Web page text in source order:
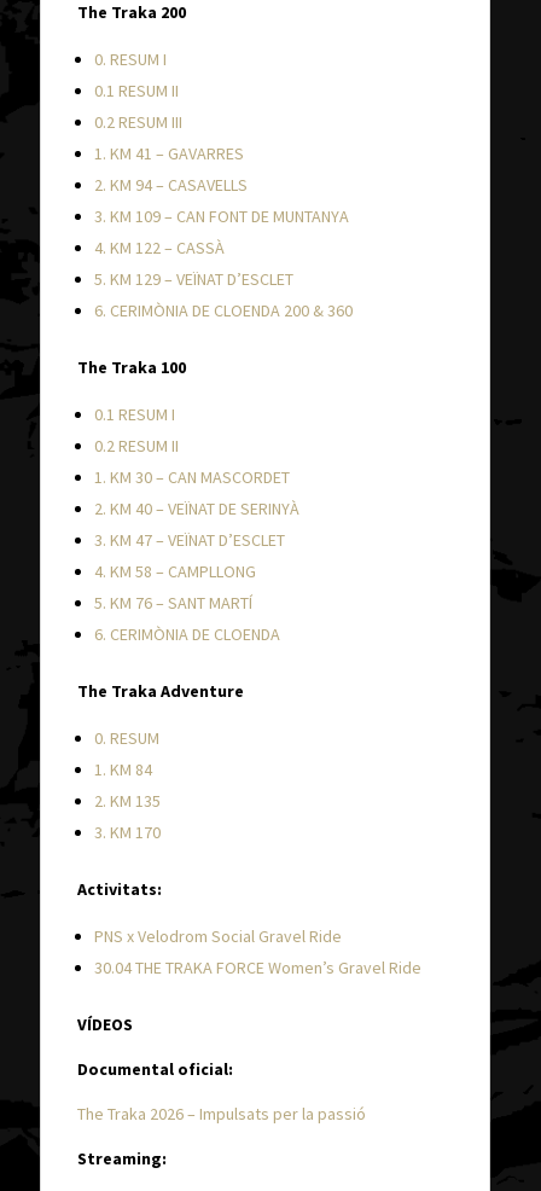
The Traka 200
0. RESUM I
0.1 RESUM II
0.2 RESUM III
1. KM 41 – GAVARRES
2. KM 94 – CASAVELLS
3. KM 109 – CAN FONT DE MUNTANYA
4. KM 122 – CASSÀ
5. KM 129 – VEÏNAT D’ESCLET
6. CERIMÒNIA DE CLOENDA 200 & 360
The Traka 100
0.1 RESUM I
0.2 RESUM II
1. KM 30 – CAN MASCORDET
2. KM 40 – VEÏNAT DE SERINYÀ
3. KM 47 – VEÏNAT D’ESCLET
4. KM 58 – CAMPLLONG
5. KM 76 – SANT MARTÍ
6. CERIMÒNIA DE CLOENDA
The Traka Adventure
0. RESUM
1. KM 84
2. KM 135
3. KM 170
Activitats:
PNS x Velodrom Social Gravel Ride
30.04 THE TRAKA FORCE Women’s Gravel Ride
VÍDEOS
Documental oficial:
The Traka 2026 – Impulsats per la passió
Streaming: